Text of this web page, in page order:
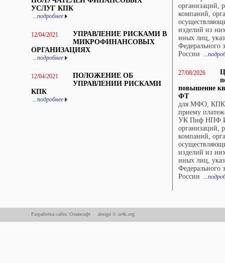
УСЛУГ КПК
...подробнее
12/04/2021
УПРАВЛЕНИЕ РИСКАМИ В
МИКРОФИНАНСОВЫХ
ОРГАНИЗАЦИЯХ
...подробнее
12/04/2021
ПОЛОЖЕНИЕ ОБ
УПРАВЛЕНИИ РИСКАМИ
КПК
...подробнее
организаций,
компаний,
изделий из
иных лиц,
России
27/08/2026
повышение
ФТ
для МФО, КПК,
приему
УК Пиф НПФ
организаций,
компаний,
изделий из
иных лиц,
России
Разработка сайта: Олмисофт design © zr4k.org